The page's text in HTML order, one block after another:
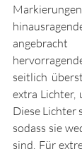
seitlich
extra Lichter,
Diese Lichter
sodass sie
sind. Für